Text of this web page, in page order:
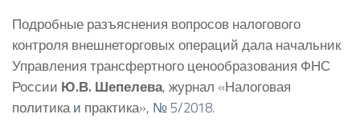
Подробные разъяснения вопросов налогового
контроля внешнеторговых операций дала начальник
Управления трансфертного ценообразования ФНС
России Ю.В. Шепелева, журнал «Налоговая
политикаи практика», № 5/2018.